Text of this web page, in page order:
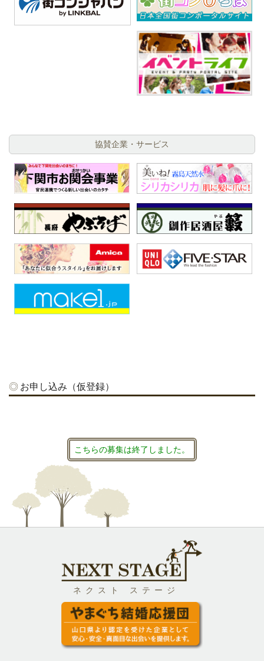
協賛企業・サービス
お申し込み（仮登録）
こちらの募集は終了しました。
ネクスト ステージ